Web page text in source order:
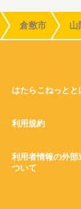
倉敷市 山
はたらこねっとと
利用規約
利用者情報の外部
ついて